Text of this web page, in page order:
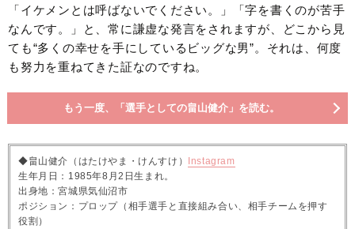
「イケメンとは呼ばないでください。」「字を書くのが苦手
なんです。」と、常に謙虚な発言をされますが、どこから見
ても“多くの幸せを手にしているビッグな男”。それは、何度
も努力を重ねてきた証なのですね。
もう一度、「選手としての畠山健介」を読む。
◆畠山健介（はたけやま・けんすけ） Instagram
生年月日：1985年8月2日生まれ。
出身地：宮城県気仙沼市
ポジション：プロップ（相手選手と直接組み合い、相手チームを押す
役割）